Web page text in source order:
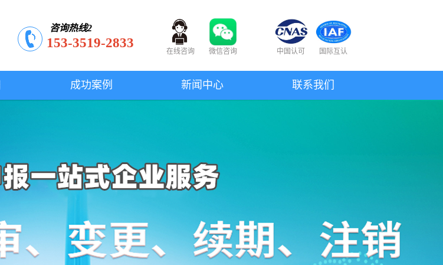
咨询热线2
153-3519-2833
在线咨询 微信咨询 中国认可 国际互认
成功案例 新闻中心 联系我们